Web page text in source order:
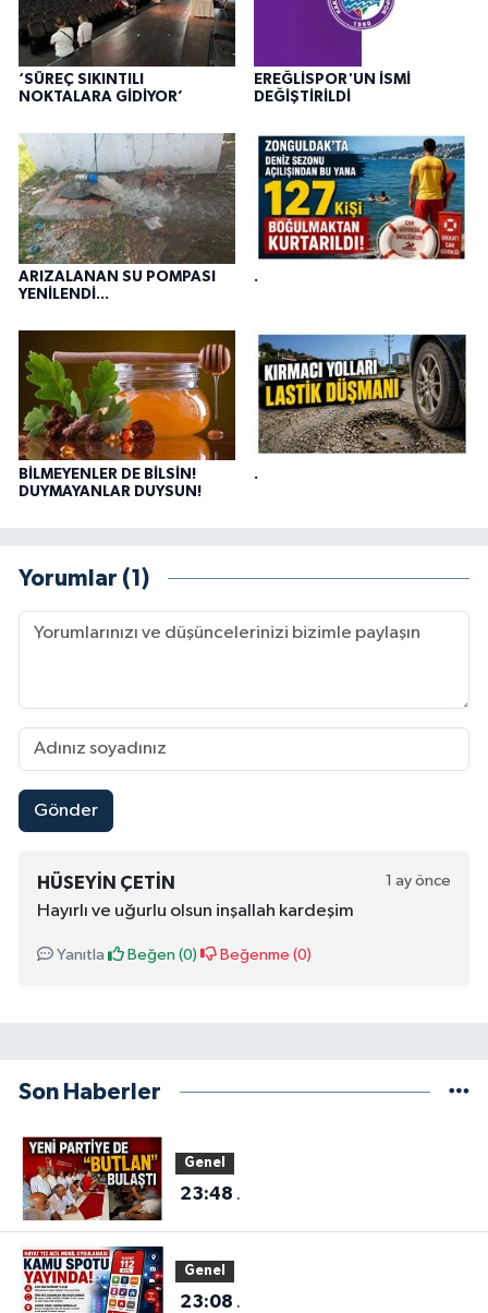
‘SÜREÇ SIKINTILI
NOKTALARA GİDİYOR’
EREĞLİSPOR'UN İSMİ
DEĞİŞTİRİLDİ
ARIZALANAN SU POMPASI
YENİLENDİ...
.
BİLMEYENLER DE BİLSİN!
DUYMAYANLAR DUYSUN!
.
Yorumlar (1)
Gönder
HÜSEYIN ÇETIN 1 ay önce
Hayırlı ve uğurlu olsun inşallah kardeşim
Yanıtla Beğen (0) Beğenme (0)
Son Haberler
Genel
23:48 .
Genel
23:08 .